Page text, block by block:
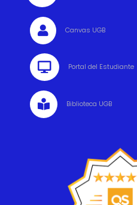
 Canvas UGB
 Portal del Estudiante
 Biblioteca UGB